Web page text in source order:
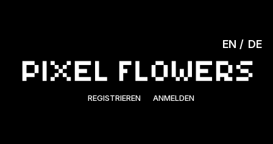
REGISTRIEREN ANMELDEN
EN DE